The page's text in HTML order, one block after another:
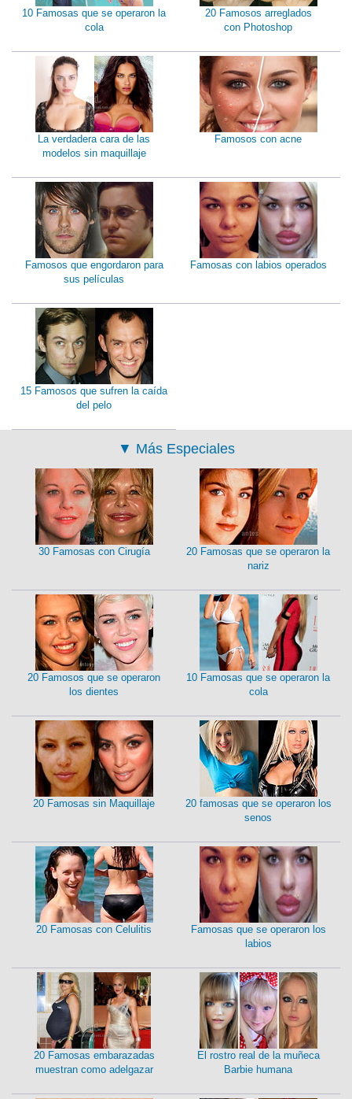
10 Famosas que se operaron la
cola
20 Famosos arreglados
con Photoshop
La verdadera cara de las
modelos sin maquillaje
Famosos con acne
Famosos que engordaron para
sus películas
Famosas con labios operados
15 Famosos que sufren la caída
del pelo
▼ Más Especiales
30 Famosas con Cirugía
20 Famosas que se operaron la
nariz
20 Famosos que se operaron
los dientes
10 Famosas que se operaron la
cola
20 Famosas sin Maquillaje
20 famosas que se operaron los
senos
20 Famosas con Celulitis
Famosas que se operaron los
labios
20 Famosas embarazadas
muestran como adelgazar
El rostro real de la muñeca
Barbie humana